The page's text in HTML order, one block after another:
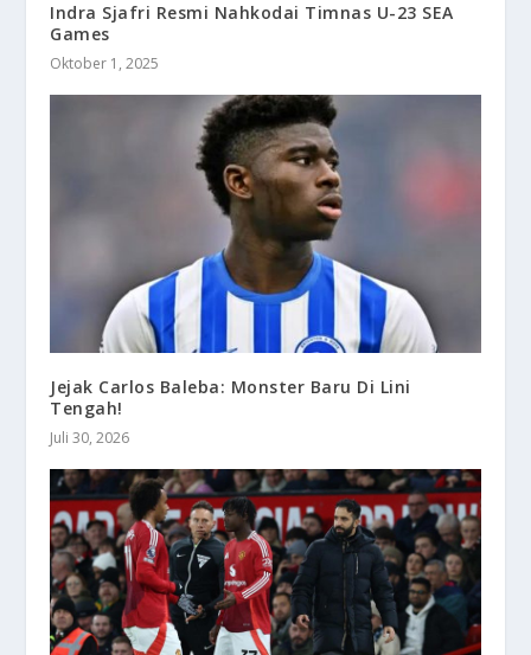
Indra Sjafri Resmi Nahkodai Timnas U-23 SEA
Games
Oktober 1, 2025
Jejak Carlos Baleba: Monster Baru Di Lini
Tengah!
Juli 30, 2026